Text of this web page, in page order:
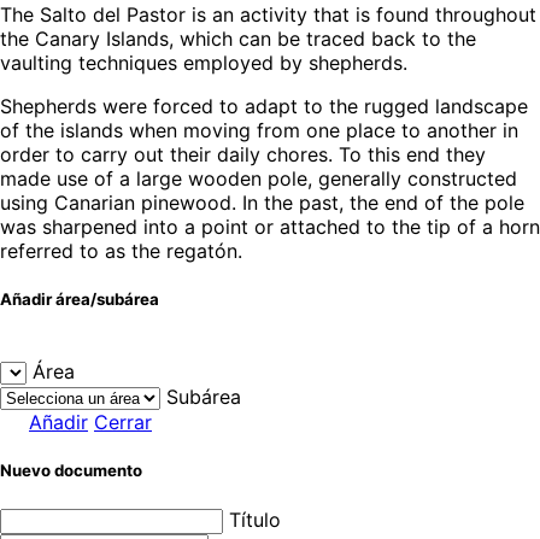
The Salto del Pastor is an activity that is found throughout
the Canary Islands, which can be traced back to the
vaulting techniques employed by shepherds.
Shepherds were forced to adapt to the rugged landscape
of the islands when moving from one place to another in
order to carry out their daily chores. To this end they
made use of a large wooden pole, generally constructed
using Canarian pinewood. In the past, the end of the pole
was sharpened into a point or attached to the tip of a horn
referred to as the regatón.
Añadir área/subárea
Área
Subárea
Añadir Cerrar
Nuevo documento
Título